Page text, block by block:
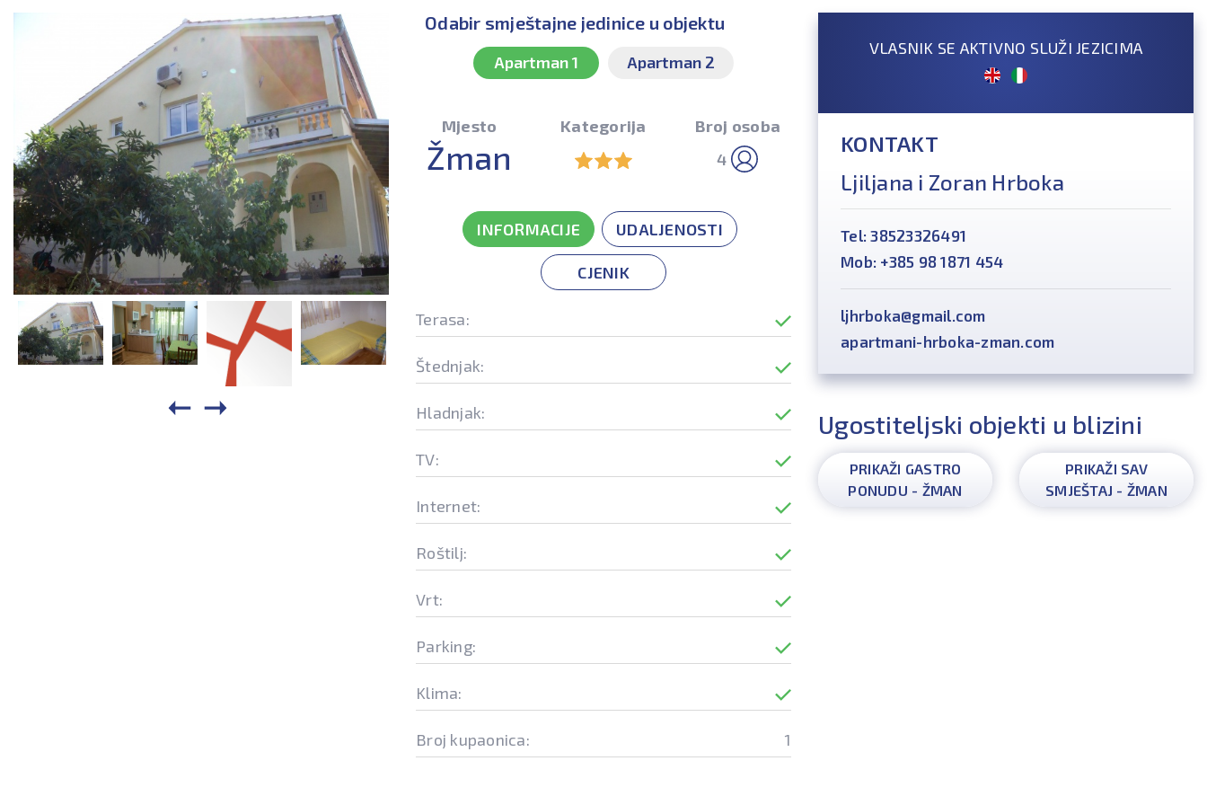
Odabir smještajne jedinice u objektu
Apartman 1 Apartman 2
Mjesto
Žman
Kategorija
Broj osoba
4
INFORMACIJE UDALJENOSTI
CJENIK
Terasa:
Štednjak:
Hladnjak:
TV:
Internet:
Roštilj:
Vrt:
Parking:
Klima:
Broj kupaonica: 1
VLASNIK SE AKTIVNO SLUŽI JEZICIMA
KONTAKT
Ljiljana i Zoran Hrboka
Tel: 38523326491
Mob: +385 98 1871 454
ljhrboka@gmail.com
apartmani-hrboka-zman.com
Ugostiteljski objekti u blizini
PRIKAŽI GASTRO
PONUDU - ŽMAN
PRIKAŽI SAV
SMJEŠTAJ - ŽMAN